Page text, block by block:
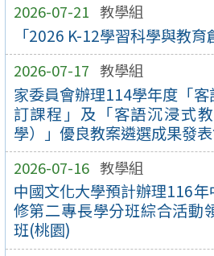
2026-07-21 教學組
「2026 K-12學習科學與教育
2026-07-17 教學組
家委員會辦理114學年度「
訂課程」及「客語沉浸式
學）」優良教案遴選成果發
2026-07-16 教學組
中國文化大學預計辦理116
修第二專長學分班綜合活動
班(桃園)